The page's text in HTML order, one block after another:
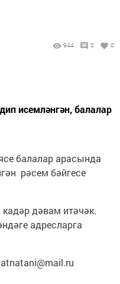
944 0 0
исемләнгән, балалар
балалар арасында
рәсем бәйгесе
кадәр дәвам итәчәк.
адресларга